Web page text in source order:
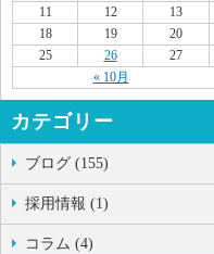
« 10月
11
12 13
18
19 20
25
26 27
カテゴリー
ブログ (155)
採用情報 (1)
コラム (4)